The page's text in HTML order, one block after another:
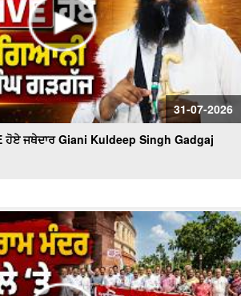
31-07-2026
ਹੋਏ ਜਥੇਦਾਰ Giani Kuldeep Singh Gadgaj